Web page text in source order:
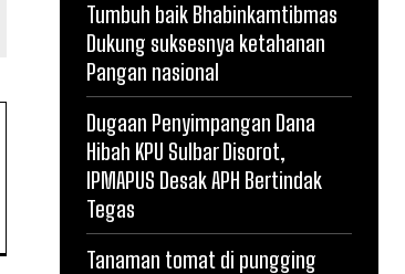
Tumbuh baik Bhabinkamtibmas
Dukung suksesnya ketahanan
Pangan nasional
Dugaan Penyimpangan Dana
Hibah KPU Sulbar Disorot,
IPMAPUS Desak APH Bertindak
Tegas
Tanaman tomat di pungging